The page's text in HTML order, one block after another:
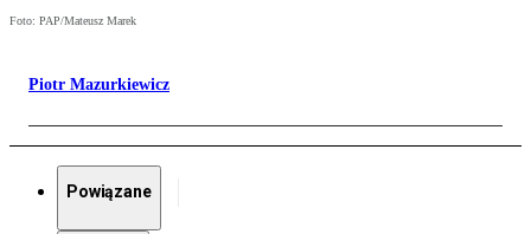
Foto: PAP/Mateusz Marek
Piotr Mazurkiewicz
Powiązane